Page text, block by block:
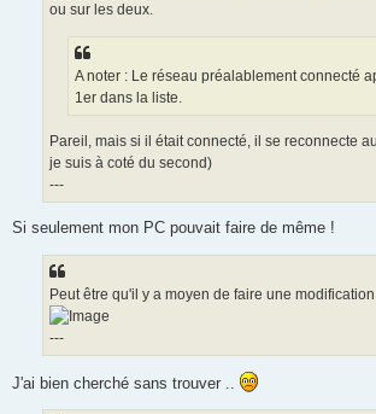
ou sur les deux.
A noter : Le réseau préalablement connecté
1er dans la liste.
Pareil, mais si il était connecté, il se reconnecte
je suis à coté du second)
---
Si seulement mon PC pouvait faire de même !
Peut être qu'il y a moyen de faire une modification
---
J'ai bien cherché sans trouver ..